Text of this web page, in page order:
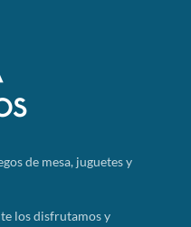
de mesa, juguetes y
los disfrutamos y